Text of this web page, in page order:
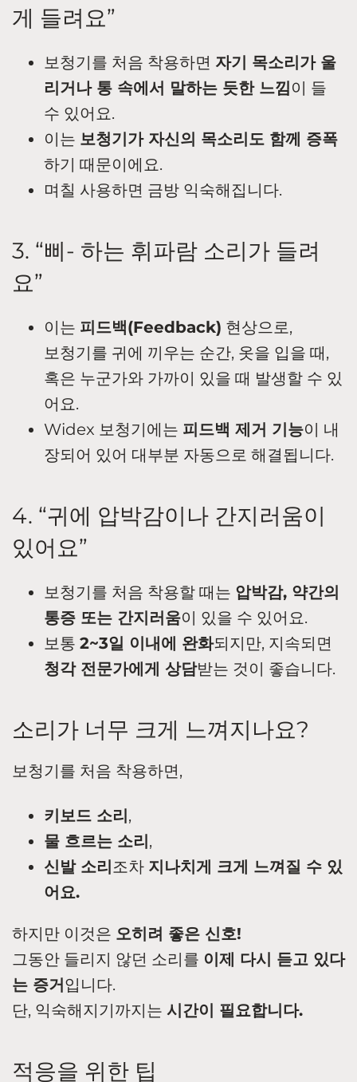
게 들려요”
보청기를 처음 착용하면 자기 목소리가 울
리거나 통 속에서 말하는 듯한 느낌 이 들
수 있어요.
이는 보청기가 자신의 목소리도 함께 증폭
하기 때문이에요.
며칠 사용하면 금방 익숙해집니다.
3. “삐- 하는 휘파람 소리가 들려
요”
이는 피드백(Feedback) 현상으로,
보청기를 귀에 끼우는 순간, 옷을 입을 때,
혹은 누군가와 가까이 있을 때 발생할 수 있
어요.
Widex 보청기에는 피드백 제거 기능이 내
장되어 있어 대부분 자동으로 해결됩니다.
4. “귀에 압박감이나 간지러움이
있어요”
보청기를 처음 착용할 때는 압박감, 약간의
통증 또는 간지러움이 있을 수 있어요.
보통 2~3일 이내에 완화되지만, 지속되면
청각 전문가에게 상담받는 것이 좋습니다.
소리가 너무 크게 느껴지나요?
보청기를 처음 착용하면,
키보드 소리,
물 흐르는 소리,
신발 소리조차 지나치게 크게 느껴질 수 있
어요.
하지만 이것은 오히려 좋은 신호!
그동안 들리지 않던 소리를 이제 다시 듣고 있다
는 증거입니다.
단, 익숙해지기까지는 시간이 필요합니다.
적응을 위한 팁